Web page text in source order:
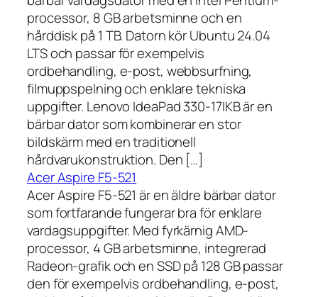
processor, 8 GB arbetsminne och en
hårddisk på 1 TB. Datorn kör Ubuntu 24.04
LTS och passar för exempelvis
ordbehandling, e-post, webbsurfning,
filmuppspelning och enklare tekniska
uppgifter. Lenovo IdeaPad 330-17IKB är en
bärbar dator som kombinerar en stor
bildskärm med en traditionell
hårdvarukonstruktion. Den […]
Acer Aspire F5-521
Acer Aspire F5-521 är en äldre bärbar dator
som fortfarande fungerar bra för enklare
vardagsuppgifter. Med fyrkärnig AMD-
processor, 4 GB arbetsminne, integrerad
Radeon-grafik och en SSD på 128 GB passar
den för exempelvis ordbehandling, e-post,